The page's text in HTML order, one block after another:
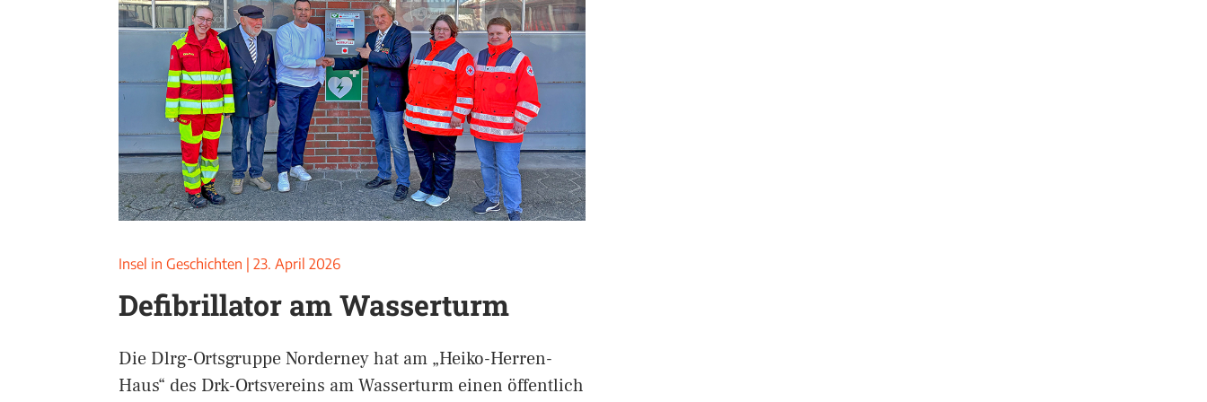
Insel in Geschichten 23. April 2026
Defibrillator am Wasserturm
Die Dlrg-Ortsgruppe Norderney hat am „Heiko-Herren-
Haus“ des Drk-Ortsvereins am Wasserturm einen öffentlich